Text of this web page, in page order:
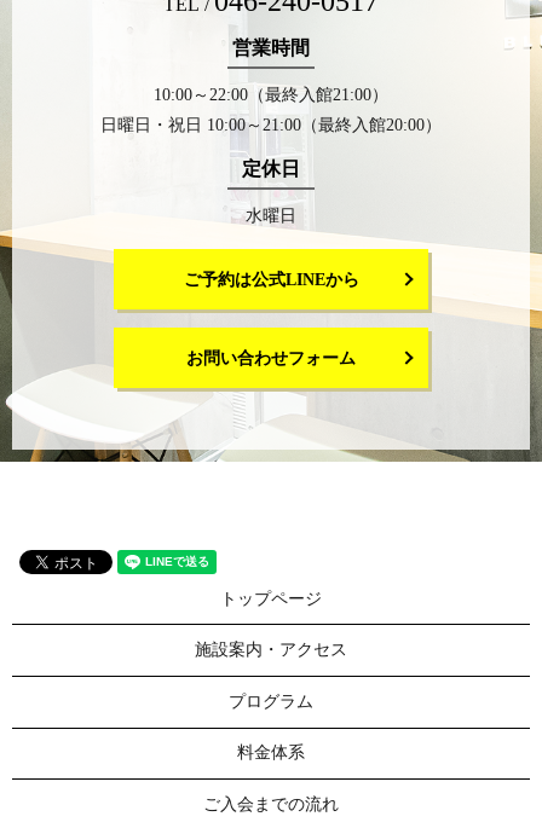
営業時間
10:00～22:00（最終入館21:00）
日曜日・祝日 10:00～21:00（最終入館20:00）
定休日
水曜日
ご予約は公式LINEから
お問い合わせフォーム
トップページ
施設案内・アクセス
プログラム
料金体系
ご入会までの流れ